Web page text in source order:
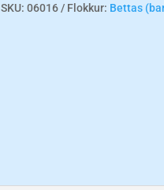
XL
SKU: 06016 Flokkur: Bettas